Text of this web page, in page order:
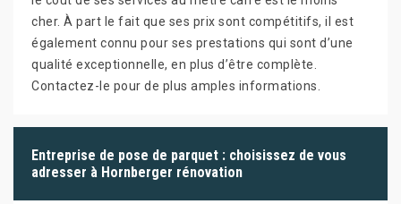
cher. À part le fait que ses prix sont compétitifs, il est
également connu pour ses prestations qui sont d’une
qualité exceptionnelle, en plus d’être complète.
Contactez-le pour de plus amples informations.
Entreprise de pose de parquet : choisissez de vous
adresser à Hornberger rénovation